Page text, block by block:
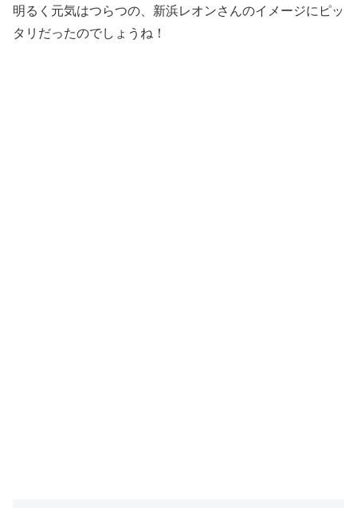
明るく元気はつらつの、新浜レオンさんのイメージにピッ
タリだったのでしょうね！